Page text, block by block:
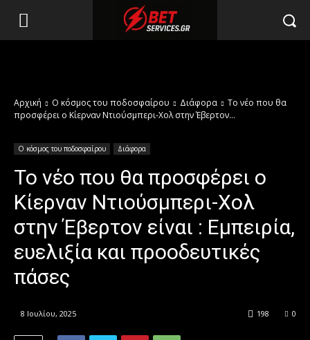
Αρχική Ο κόσμος του ποδοσφαίρου Διάφορα
Το νέο που θα
προσφέρει ο Κίερναν Ντιούσμπερι-Χολ στην Έβερτον...
Ο κόσμος του ποδοσφαίρου Διάφορα
Το νέο που θα προσφέρει ο
Κίερναν Ντιούσμπερι-Χολ
στην Έβερτον είναι : Εμπειρία,
ευελιξία και προοδευτικές
πάσες
8 Ιουλίου, 2025 0
198